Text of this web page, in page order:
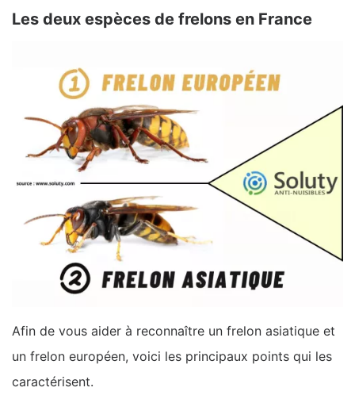
Les deux espèces de frelons en France
Afin de vous aider à reconnaître un frelon asiatique et
un frelon européen, voici les principaux points qui les
caractérisent.